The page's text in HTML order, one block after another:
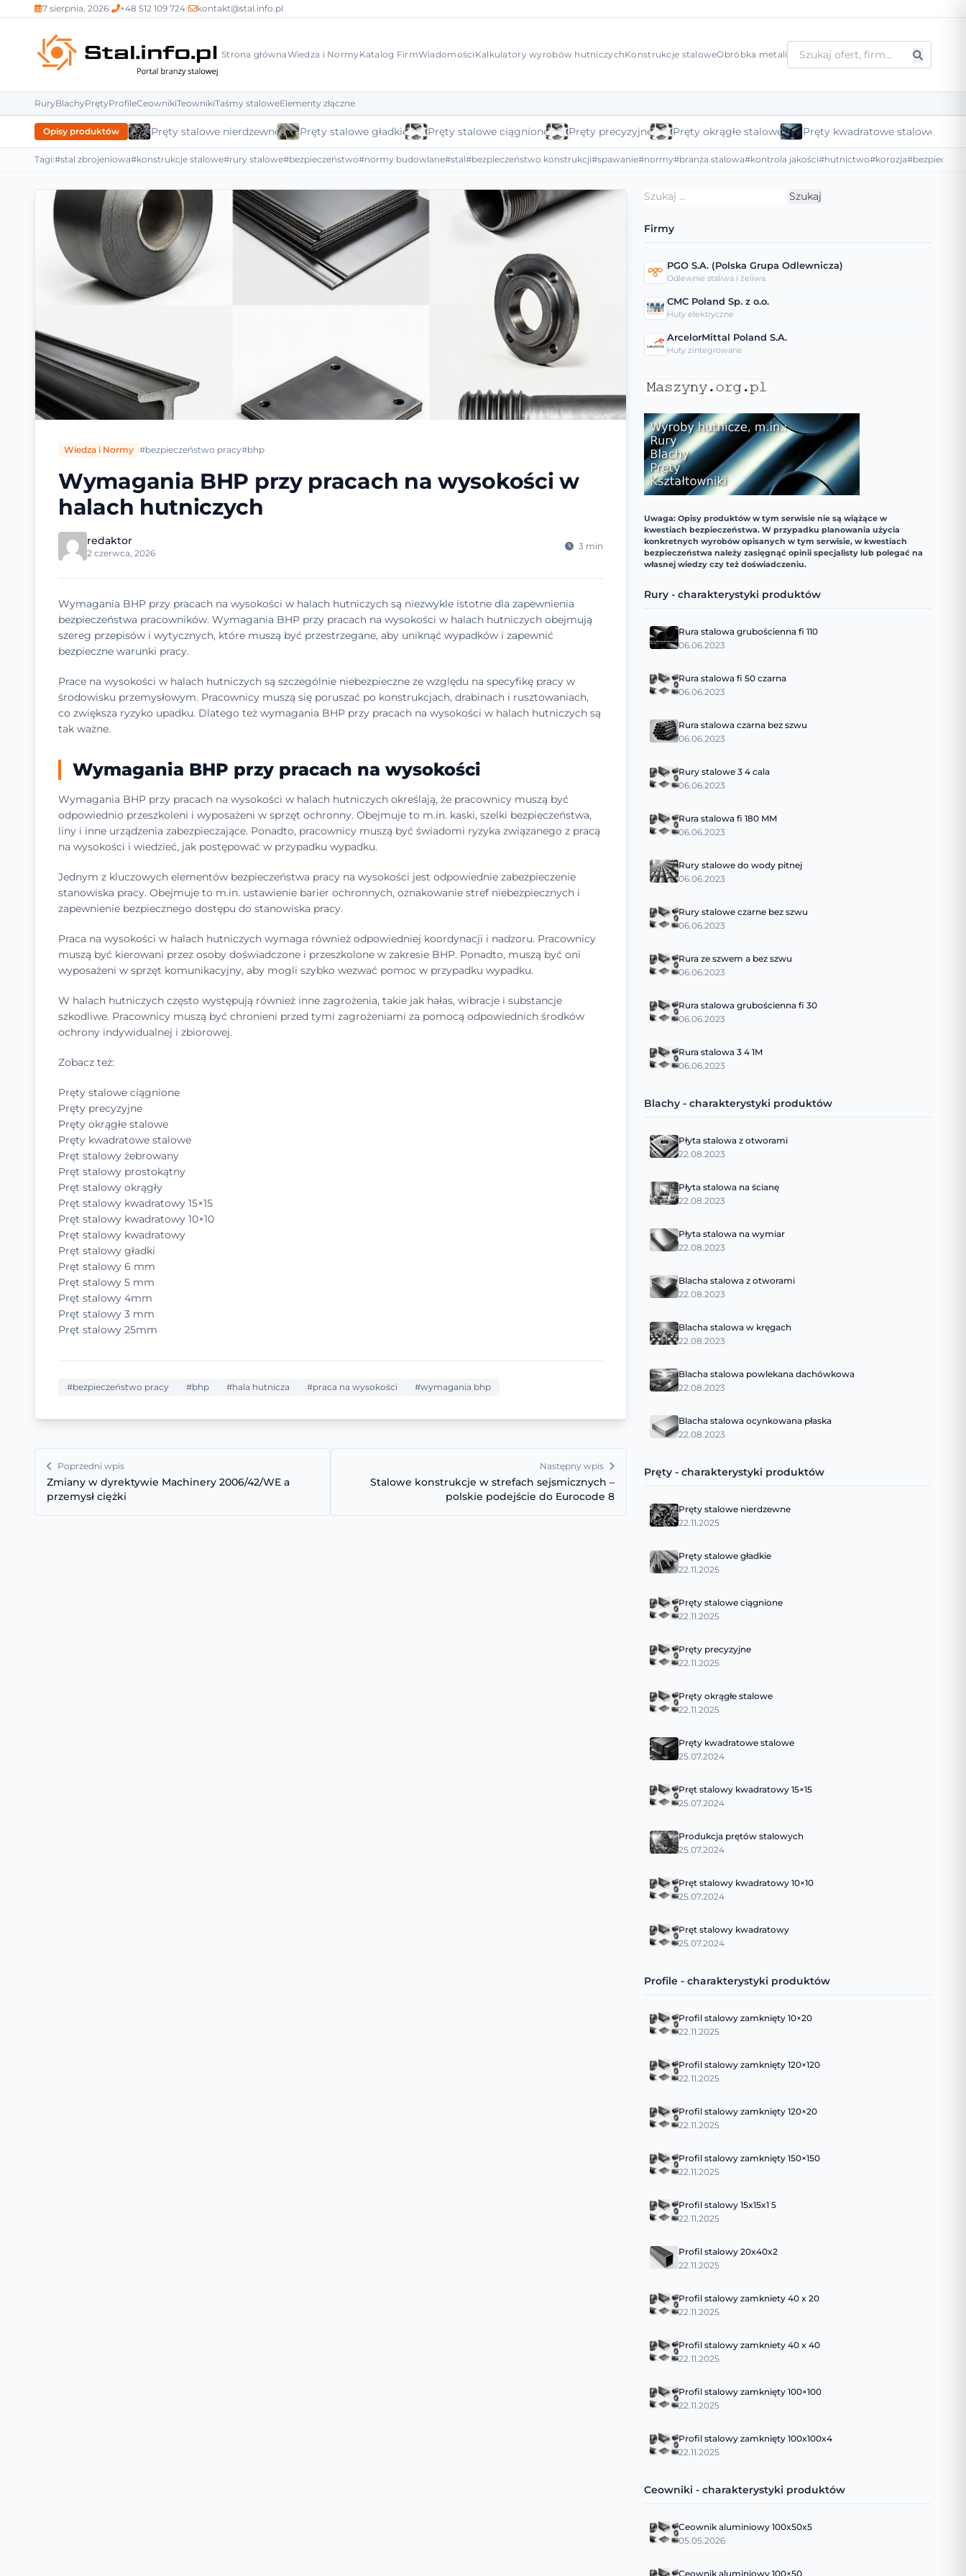
7 sierpnia, 2026| +48 512 109 724| kontakt@stal.info.pl
Strona głównaWiedza i Normy Katalog FirmWiadomości Kalkulatory wyrobów hutniczychKonstrukcje staloweObróbka metali
RuryBlachyPrętyProfileCeownikiTeownikiTaśmy staloweElementy złączne
Opisy produktów Pręty stalowe nierdzewne Pręty stalowe gładkie Pręty stalowe ciągnione Pręty precyzyjne Pręty okrągłe stalowe Pręty kwadratowe stalowe
Tagi:#stal zbrojeniowa#konstrukcje stalowe#rury stalowe#bezpieczeństwo#normy budowlane#stal#bezpieczeństwo konstrukcji#spawanie#normy#branża stalowa#kontrola jakości#hutnictwo#korozja
Wiedza i Normy #bezpieczeństwo pracy#bhp
Wymagania BHP przy pracach na wysokości w
halach hutniczych
redaktor
2 czerwca, 2026
3 min
Wymagania BHP przy pracach na wysokości w halach hutniczych są niezwykle istotne dla zapewnienia
bezpieczeństwa pracowników. Wymagania BHP przy pracach na wysokości w halach hutniczych obejmują
szereg przepisów i wytycznych, które muszą być przestrzegane, aby uniknąć wypadków i zapewnić
bezpieczne warunki pracy.
Prace na wysokości w halach hutniczych są szczególnie niebezpieczne ze względu na specyfikę pracy w
środowisku przemysłowym. Pracownicy muszą się poruszać po konstrukcjach, drabinach i rusztowaniach,
co zwiększa ryzyko upadku. Dlatego też wymagania BHP przy pracach na wysokości w halach hutniczych są
tak ważne.
Wymagania BHP przy pracach na wysokości
Wymagania BHP przy pracach na wysokości w halach hutniczych określają, że pracownicy muszą być
odpowiednio przeszkoleni i wyposażeni w sprzęt ochronny. Obejmuje to m.in. kaski, szelki bezpieczeństwa,
liny i inne urządzenia zabezpieczające. Ponadto, pracownicy muszą być świadomi ryzyka związanego z pracą
na wysokości i wiedzieć, jak postępować w przypadku wypadku.
Jednym z kluczowych elementów bezpieczeństwa pracy na wysokości jest odpowiednie zabezpieczenie
stanowiska pracy. Obejmuje to m.in. ustawienie barier ochronnych, oznakowanie stref niebezpiecznych i
zapewnienie bezpiecznego dostępu do stanowiska pracy.
Praca na wysokości w halach hutniczych wymaga również odpowiedniej koordynacji i nadzoru. Pracownicy
muszą być kierowani przez osoby doświadczone i przeszkolone w zakresie BHP. Ponadto, muszą być oni
wyposażeni w sprzęt komunikacyjny, aby mogli szybko wezwać pomoc w przypadku wypadku.
W halach hutniczych często występują również inne zagrożenia, takie jak hałas, wibracje i substancje
szkodliwe. Pracownicy muszą być chronieni przed tymi zagrożeniami za pomocą odpowiednich środków
ochrony indywidualnej i zbiorowej.
Zobacz też:
Pręty stalowe ciągnione
Pręty precyzyjne
Pręty okrągłe stalowe
Pręty kwadratowe stalowe
Pręt stalowy żebrowany
Pręt stalowy prostokątny
Pręt stalowy okrągły
Pręt stalowy kwadratowy 15×15
Pręt stalowy kwadratowy 10×10
Pręt stalowy kwadratowy
Pręt stalowy gładki
Pręt stalowy 6 mm
Pręt stalowy 5 mm
Pręt stalowy 4mm
Pręt stalowy 3 mm
Pręt stalowy 25mm
#bezpieczeństwo pracy #bhp #hala hutnicza #praca na wysokości #wymagania bhp
Poprzedni wpis
Zmiany w dyrektywie Machinery 2006/42/WE a
przemysł ciężki
Następny wpis
Stalowe konstrukcje w strefach sejsmicznych –
polskie podejście do Eurocode 8
Szukaj:
Firmy
PGO S.A. (Polska Grupa Odlewnicza)
Odlewnie staliwa i żeliwa
CMC Poland Sp. z o.o.
Huty elektryczne
ArcelorMittal Poland S.A.
Huty zintegrowane
Uwaga: Opisy produktów w tym serwisie nie są wiążące w
kwestiach bezpieczeństwa. W przypadku planowania użycia
konkretnych wyrobów opisanych w tym serwisie, w kwestiach
bezpieczeństwa należy zasięgnąć opinii specjalisty lub polegać na
własnej wiedzy czy też doświadczeniu.
Rury - charakterystyki produktów
Rura stalowa grubościenna fi 110
06.06.2023
Rura stalowa fi 50 czarna
06.06.2023
Rura stalowa czarna bez szwu
06.06.2023
Rury stalowe 3 4 cala
06.06.2023
Rura stalowa fi 180 MM
06.06.2023
Rury stalowe do wody pitnej
06.06.2023
Rury stalowe czarne bez szwu
06.06.2023
Rura ze szwem a bez szwu
06.06.2023
Rura stalowa grubościenna fi 30
06.06.2023
Rura stalowa 3 4 1M
06.06.2023
Blachy - charakterystyki produktów
Płyta stalowa z otworami
22.08.2023
Płyta stalowa na ścianę
22.08.2023
Płyta stalowa na wymiar
22.08.2023
Blacha stalowa z otworami
22.08.2023
Blacha stalowa w kręgach
22.08.2023
Blacha stalowa powlekana dachówkowa
22.08.2023
Blacha stalowa ocynkowana płaska
22.08.2023
Pręty - charakterystyki produktów
Pręty stalowe nierdzewne
22.11.2025
Pręty stalowe gładkie
22.11.2025
Pręty stalowe ciągnione
22.11.2025
Pręty precyzyjne
22.11.2025
Pręty okrągłe stalowe
22.11.2025
Pręty kwadratowe stalowe
25.07.2024
Pręt stalowy kwadratowy 15×15
25.07.2024
Produkcja prętów stalowych
25.07.2024
Pręt stalowy kwadratowy 10×10
25.07.2024
Pręt stalowy kwadratowy
25.07.2024
Profile - charakterystyki produktów
Profil stalowy zamknięty 10×20
22.11.2025
Profil stalowy zamknięty 120×120
22.11.2025
Profil stalowy zamknięty 120×20
22.11.2025
Profil stalowy zamknięty 150×150
22.11.2025
Profil stalowy 15x15x1 5
22.11.2025
Profil stalowy 20x40x2
22.11.2025
Profil stalowy zamkniety 40 x 20
22.11.2025
Profil stalowy zamkniety 40 x 40
22.11.2025
Profil stalowy zamknięty 100×100
22.11.2025
Profil stalowy zamknięty 100x100x4
22.11.2025
Ceowniki - charakterystyki produktów
Ceownik aluminiowy 100x50x5
05.05.2026
Ceownik aluminiowy 100×50